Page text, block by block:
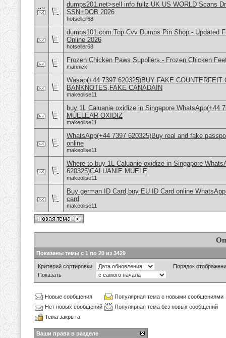
dumps201.net>sell info fullz UK US WORLD Scans
SSN+DOB 2026
hotseller68
dumps101.com:Top Cvv Dumps Pin Shop - Updated
Online 2026
hotseller68
Frozen Chicken Paws Suppliers - Frozen Chicken
mannick
Wasap(+44 7397 620325)BUY FAKE COUNTERFEIT
BANKNOTES,FAKE CANADAIN
makeolise11
buy 1L Caluanie oxidize in Singapore WhatsApp(+44
MUELEAR OXIDIZ
makeolise11
WhatsApp(+44 7397 620325)Buy real and fake
online
makeolise11
Where to buy 1L Caluanie oxidize in Singapore
620325)CALUANIE MUELE
makeolise11
Buy german ID Card,buy EU ID Card online
card
makeolise11
Показаны темы с 1 по 20 из 3429
Критерий сортировки
Порядок
Показать
Новые сообщения
Популярная тема с новыми сообщениями
Нет новых сообщений
Популярная тема без новых сообщений
Тема закрыта
Ваши права в разделе